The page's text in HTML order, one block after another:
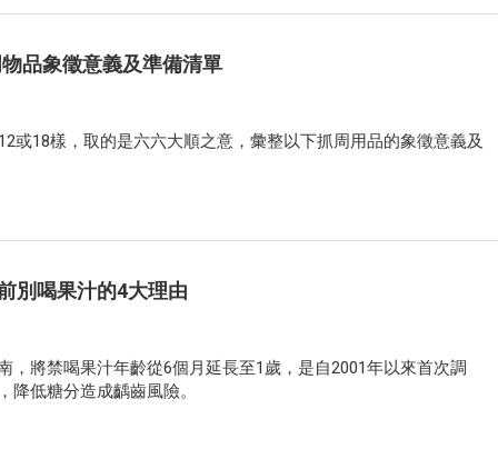
品象徵意義及準備清單
或18樣，取的是六六大順之意，彙整以下抓周用品的象徵意義及
別喝果汁的4大理由
，將禁喝果汁年齡從6個月延長至1歲，是自2001年以來首次調
低糖分造成齲齒風險。